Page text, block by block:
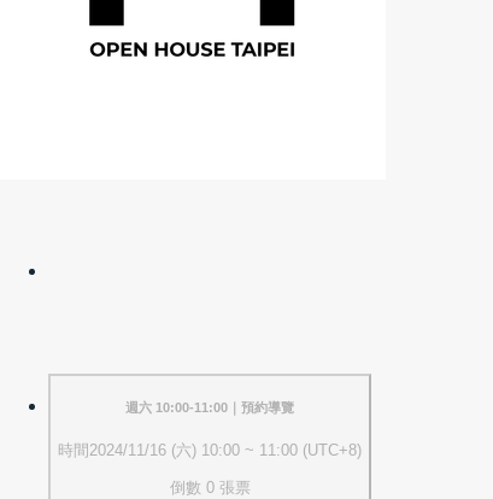
週六 10:00-11:00｜預約導覽
時間2024/11/16 (六) 10:00 ~ 11:00 (UTC+8)
倒數 0 張票